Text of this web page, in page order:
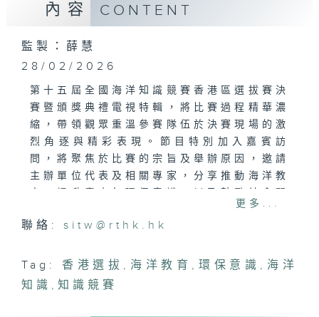
內容 CONTENT
監製：薛慧
28/02/2026
第十五屆全國海洋知識競賽香港區選拔賽決
賽暨頒獎典禮電視特輯，將比賽過程精華濃
縮，帶領觀眾重溫參賽隊伍於決賽現場的激
烈角逐與精彩表現。節目特別加入嘉賓訪
問，將聚焦於比賽的宗旨及舉辦原因，邀請
主辦單位代表及相關專家，分享推動海洋教
注海洋可持續發展的理念。得獎者亦會分享
參賽過程中的收穫與感受，激勵更多年輕人
更多...
聯絡:sitw@rthk.hk
Tag: 香港選拔 , 海洋教育 , 環保意識 , 海洋
知識 ,知識競賽